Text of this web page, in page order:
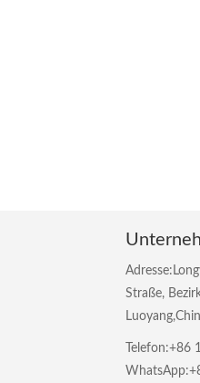
Straße,
Telefon:+86